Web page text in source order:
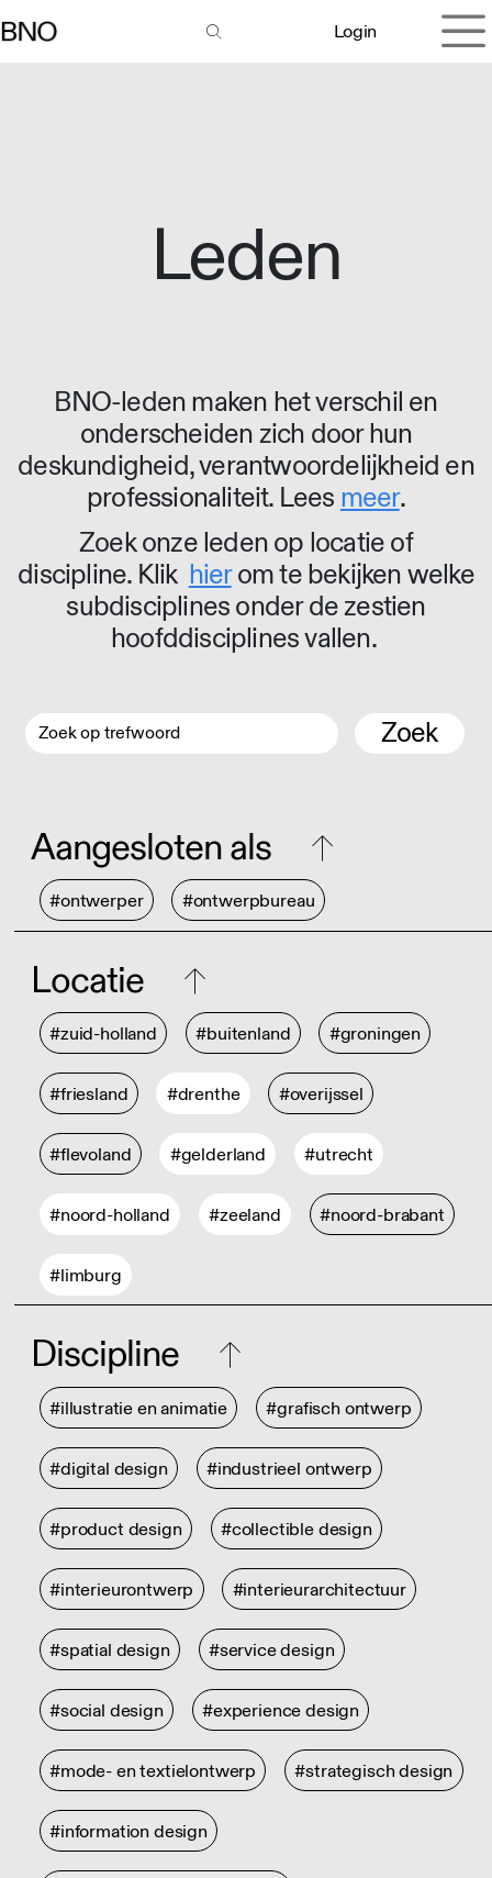
Login
Leden
BNO-leden maken het verschil en
onderscheiden zich door hun
deskundigheid, verantwoordelijkheid en
professionaliteit. Lees meer.
Zoek onze leden op locatie of
discipline. Klik hierom te bekijken welke
subdisciplines onder de zestien
hoofddisciplines vallen.
Zoek
Aangesloten als
#ontwerper #ontwerpbureau
Locatie
#zuid-holland #buitenland #groningen
#friesland #drenthe #overijssel
#flevoland #gelderland #utrecht
#noord-holland #zeeland #noord-brabant
#limburg
Discipline
#illustratie en animatie #grafisch ontwerp
#digital design #industrieel ontwerp
#product design #collectible design
#interieurontwerp #interieurarchitectuur
#spatial design #service design
#social design #experience design
#mode- en textielontwerp #strategisch design
#information design